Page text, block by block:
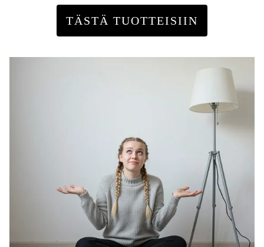
TÄSTÄ TUOTTEISIIN